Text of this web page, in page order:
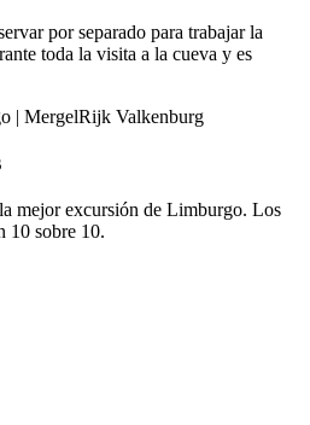
por separado para trabajar la
toda la visita a la cueva y es
mejor excursión de Limburgo. Los
10 sobre 10.